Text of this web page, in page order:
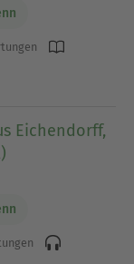
Eichendorff,